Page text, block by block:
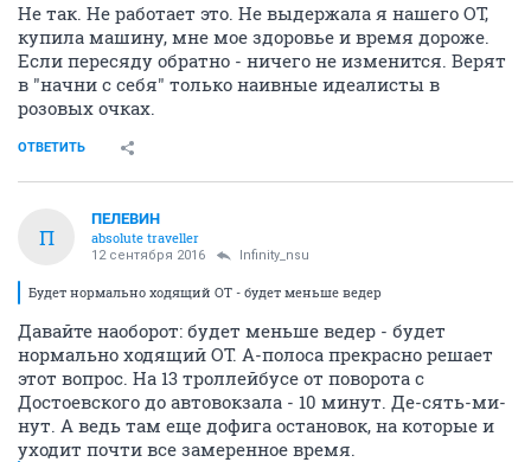
Не так. Не работает это. Не выдержала я нашего ОТ,
купила машину, мне мое здоровье и время дороже.
Если пересяду обратно - ничего не изменится. Верят
в "начни с себя" только наивные идеалисты в
розовых очках.
ОТВЕТИТЬ
П
ПЕЛЕВИН
absolute traveller
12 сентября 2016 Infinity_nsu
Будет нормально ходящий ОТ - будет меньше ведер
Давайте наоборот: будет меньше ведер - будет
нормально ходящий ОТ. А-полоса прекрасно решает
этот вопрос. На 13 троллейбусе от поворота с
Достоевского до автовокзала - 10 минут. Де-сять-ми-
нут. А ведь там еще дофига остановок, на которые и
уходит почти все замеренное время.